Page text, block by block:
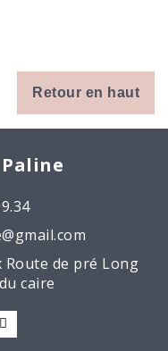
Retour en haut
Paline
Route de pré Long
caire